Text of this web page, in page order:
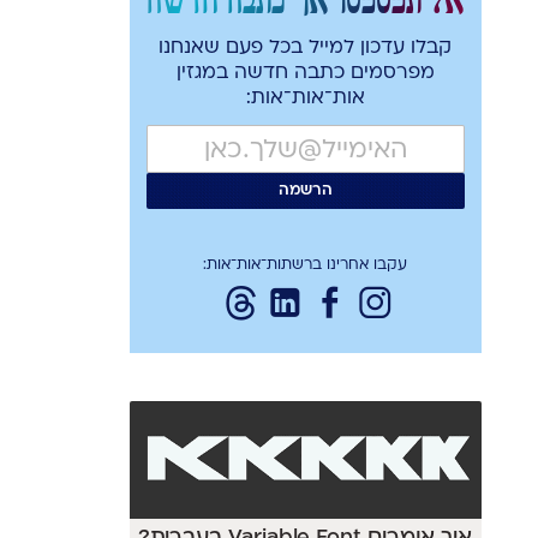
קבלו עדכון למייל בכל פעם שאנחנו
מפרסמים כתבה חדשה במגזין
אות־אות־אות:
עקבו אחרינו ברשתות־אות־אות: